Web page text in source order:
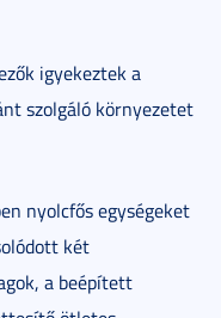
igyekeztek a
szolgáló környezetet
nyolcfős egységeket
két
a beépített